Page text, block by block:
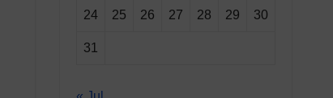
24 25 26 27 28 29 30
31